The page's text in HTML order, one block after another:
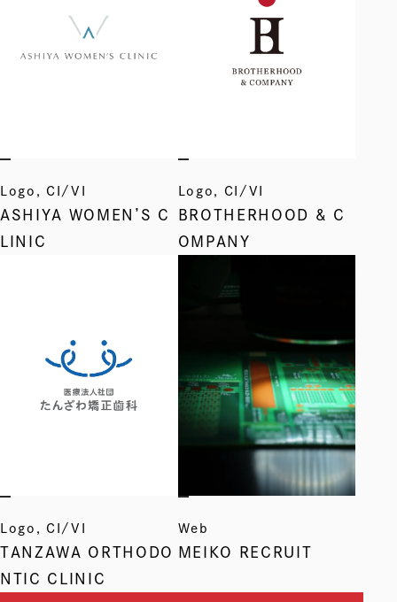
Logo, CI/VI
ASHIYA WOMEN’S C
LINIC
Logo, CI/VI
BROTHERHOOD & C
OMPANY
Logo, CI/VI
TANZAWA ORTHODO
NTIC CLINIC
Web
MEIKO RECRUIT